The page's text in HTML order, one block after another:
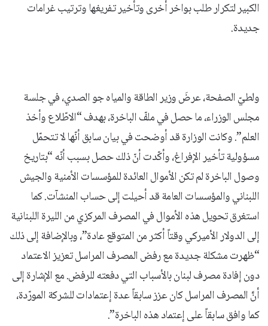
الكبير لتكرار طلب بواخر أخرى وتأخير تفريغها وترتيب غرامات
جديدة.
ولطيّ الصفحة، عرضَ وزير الطاقة والمياه جو الصدي، في جلسة
مجلس الوزراء، ما حصل في ملفّ الباخرة، بهدف “الاطّلاع وأخذ
العلم”. وكانت الوزارة قد أوضحت في بيان سابق أنّها لا تتحمّل
مسؤولية تأخير الإفراغ، وأكّدت أنّ ذلك حصل بسبب أنّه “بتاريخ
وصول الباخرة لم تكن الأموال العائدة للمؤسسات الأمنية والجيش
اللبناني والمؤسسات العامة قد أحيلت إلى حساب المنشآت. كما
استغرق تحويل هذه الأموال في المصرف المركزي من الليرة اللبنانية
إلى الدولار الأميركي وقتاً أكثر من المتوقع عادة”، وبالإضافة إلى ذلك
“ظهرت مشكلة جديدة مع رفض المصرف المراسل تعزيز الاعتماد
دون إفادة مصرف لبنان بالأسباب التي دفعته للرفض. مع الإشارة إلى
أنَّ المصرف المراسل كان عزز سابقاً عدة إعتمادات للشركة المورّدة،
كما وافق سابقاً على إعتماد هذه الباخرة”.